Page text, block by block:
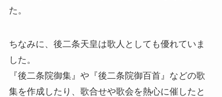
た。
ちなみに、後二条天皇は歌人としても優れていま
した。
『後二条院御集』や『後二条院御百首』などの歌
集を作成したり、歌合せや歌会を熱心に催したと